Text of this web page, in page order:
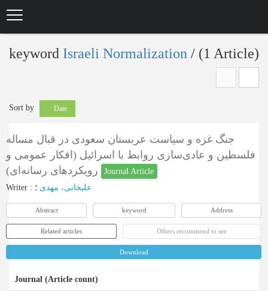
keyword Israeli Normalization ‎/ (1 Article)
Sort by Date
جنگ غزه و سیاست عربستان سعودی در قبال مساله
فلسطین و عادی‌سازی روابط با اسرائیل (افکار عمومی و
Journal Article
Writer : علیخانی، مهدی ؛
Abstract keyword Address
Related articles Others recommend to see
Download
Journal (Article count)